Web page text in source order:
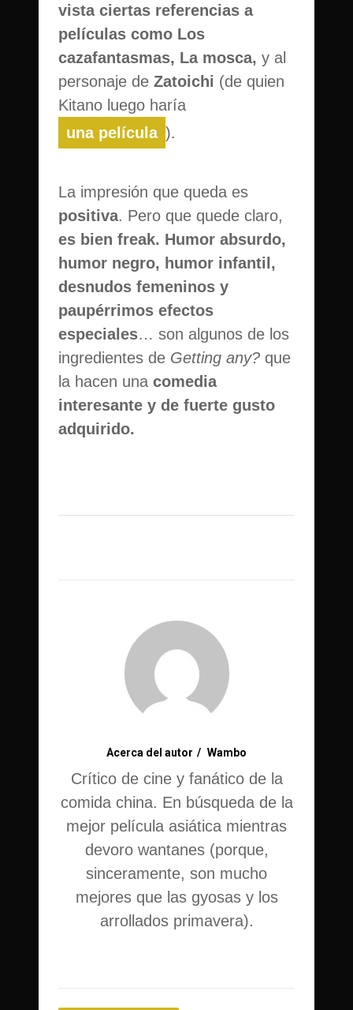
vista ciertas referencias a
películas como Los
cazafantasmas, La mosca, y al
personaje de Zatoichi (de quien
Kitano luego haría
una película ).
La impresión que queda es
positiva. Pero que quede claro,
es bien freak. Humor absurdo,
humor negro, humor infantil,
desnudos femeninos y
paupérrimos efectos
especiales… son algunos de los
ingredientes de Getting any? que
la hacen una comedia
interesante y de fuerte gusto
adquirido.
Acerca del autor Wambo
Crítico de cine y fanático de la
comida china. En búsqueda de la
mejor película asiática mientras
devoro wantanes (porque,
sinceramente, son mucho
mejores que las gyosas y los
arrollados primavera).